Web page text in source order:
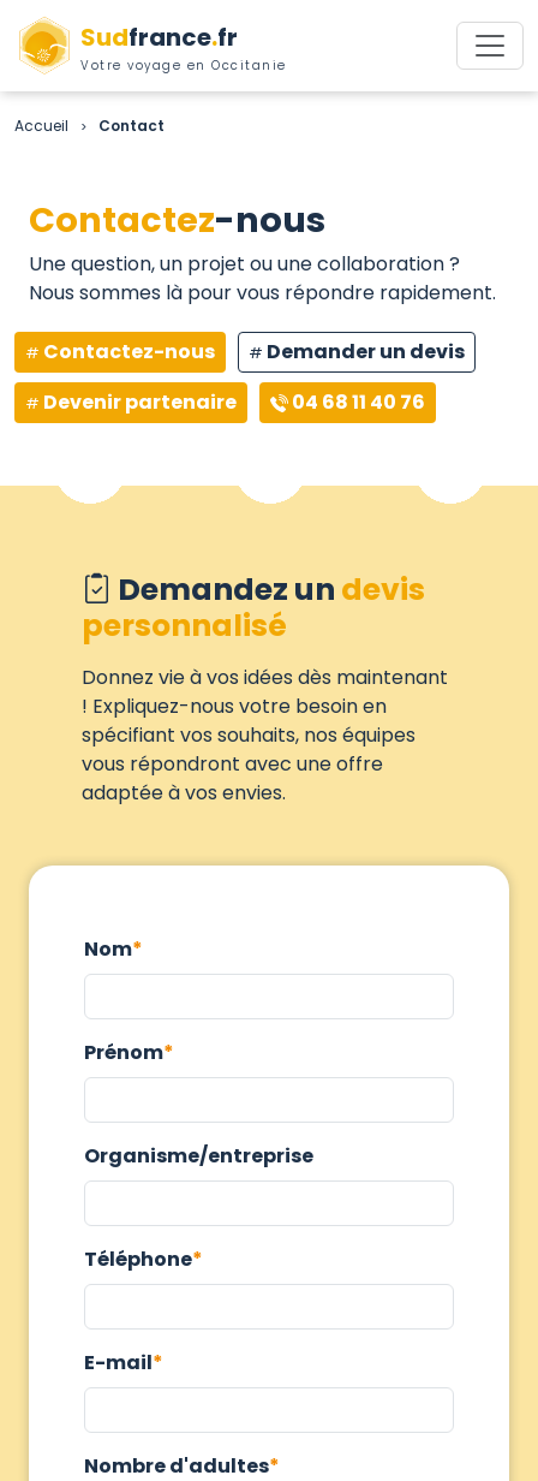
Sudfrance.fr
Votre voyage en Occitanie
Accueil > Contact
Contactez-nous
Une question, un projet ou une collaboration ?
Nous sommes là pour vous répondre rapidement.
Contactez-nous
Demander un devis
Devenir partenaire
04 68 11 40 76
Demandez un devis
personnalisé
Donnez vie à vos idées dès maintenant
! Expliquez-nous votre besoin en
spécifiant vos souhaits, nos équipes
vous répondront avec une offre
adaptée à vos envies.
Nom
Prénom
Organisme/entreprise
Téléphone
E-mail
Nombre d'adultes